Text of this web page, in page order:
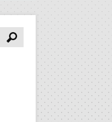
Pesquisa
CIPA